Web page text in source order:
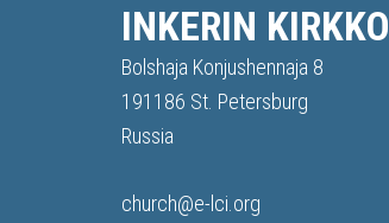
INKERIN KIRKKO
Bolshaja Konjushennaja 8
191186 St. Petersburg
Russia
church@e-lci.org